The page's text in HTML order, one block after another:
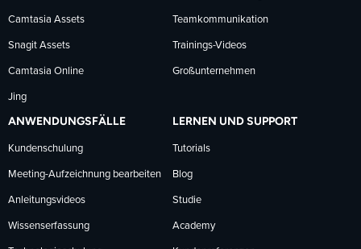
Camtasia Assets
Snagit Assets
Camtasia Online
Jing
Teamkommunikation
Trainings-Videos
Großunternehmen
ANWENDUNGSFÄLLE
Kundenschulung
Meeting-Aufzeichnung bearbeiten
Anleitungsvideos
Wissenserfassung
LERNEN UND SUPPORT
Tutorials
Blog
Studie
Academy